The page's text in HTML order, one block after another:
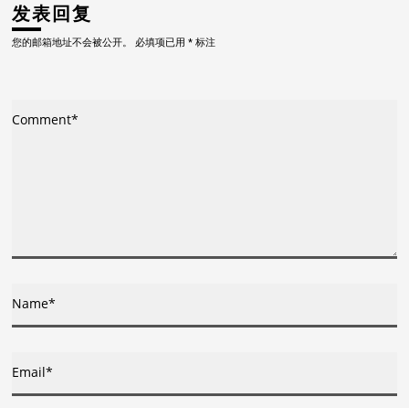
导
发表回复
您的邮箱地址不会被公开。 必填项已用* 标注